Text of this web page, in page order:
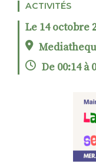
ROSÉE DE MAI
ACTIVITÉS
Le 14 octobre
De 00:14 à